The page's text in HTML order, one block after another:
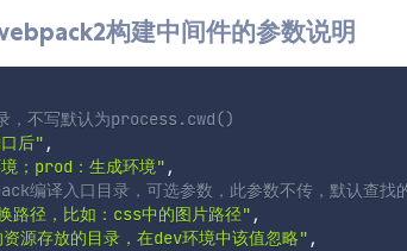
构建中间件的参数说明
，不写默认为process.cwd()
后" ,
；prod：生成环境" ,
编译入口目录，可选参数，此参数不传，默认
路径，比如：css中的图片路径" ,
源存放的目录，在dev环境中该值忽略" ,